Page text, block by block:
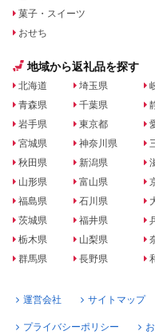
菓子・スイーツ
おせち
地域から返礼品を探す
北海道
青森県
岩手県
宮城県
秋田県
山形県
福島県
茨城県
栃木県
群馬県
埼玉県
千葉県
東京都
神奈川県
新潟県
富山県
石川県
福井県
山梨県
長野県
運営会社 サイトマップ
プライバシーポリシー